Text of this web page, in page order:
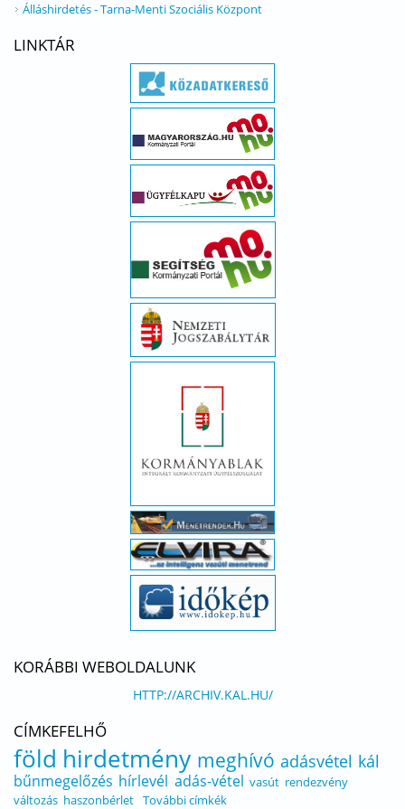
Álláshirdetés - Tarna-Menti Szociális Központ
LINKTÁR
KORÁBBI WEBOLDALUNK
HTTP://ARCHIV.KAL.HU/
CÍMKEFELHŐ
föld hirdetmény meghívó adásvétel kál
bűnmegelőzés hírlevél adás-vétel vasút rendezvény
változás haszonbérlet További címkék